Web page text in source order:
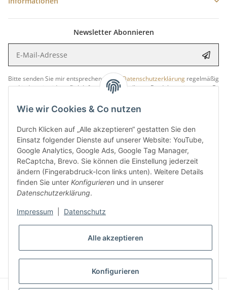
Wie wir Cookies & Co nutzen
Durch Klicken auf „Alle akzeptieren“ gestatten Sie den
Einsatz folgender Dienste auf unserer Website: YouTube,
Google Analytics, Google Ads, Google Tag Manager,
ReCaptcha, Brevo. Sie können die Einstellung jederzeit
ändern (Fingerabdruck-Icon links unten). Weitere Details
finden Sie unter Konfigurieren und in unserer
Datenschutzerklärung.
Impressum Datenschutz
Alle akzeptieren
Konfigurieren
Newsletter Abonnieren
Bitte senden Sie mir entsprechend IhrerDatenschutzerklärung regelmäßig
und jederzeit widerruflich Informationen zu Ihrem Produktsortiment per E-
Mail zu.
Newsletter abonnieren und 5 €
Rabatt-Guschein erhalten.
Für Ihren nächsten Einkauf in unserem WOODResin-Shop.
Den Gutschein erhalten Sie per Email nach der erfolgreichen
Bestätigung Ihrer Email-Adresse.
* Alle Preise inkl. gesetzlicher USt., zzgl.
VERTRAG WIDERRUFEN